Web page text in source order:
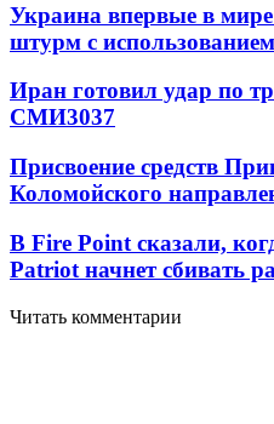
Украина впервые в
штурм с
Иран готовил удар по
СМИ3037
Присвоение средств
Коломойского
В Fire Point сказали,
Patriot начнет сбивать
Читать комментарии